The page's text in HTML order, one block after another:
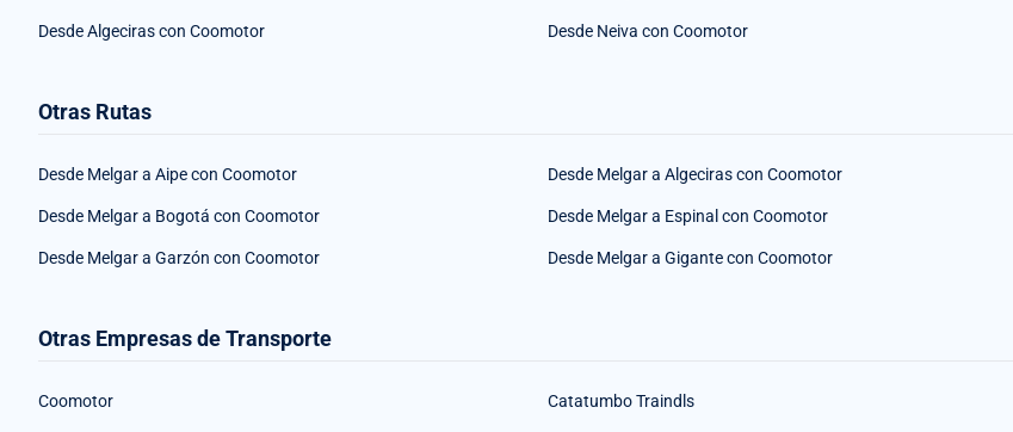
Desde Algeciras con Coomotor Desde Neiva con Coomotor
Otras Rutas
Desde Melgar a Aipe con Coomotor Desde Melgar a Algeciras con Coomotor
Desde Melgar a Bogotá con Coomotor Desde Melgar a Espinal con Coomotor
Desde Melgar a Garzón con Coomotor Desde Melgar a Gigante con Coomotor
Otras Empresas de Transporte
Coomotor Catatumbo Traindls